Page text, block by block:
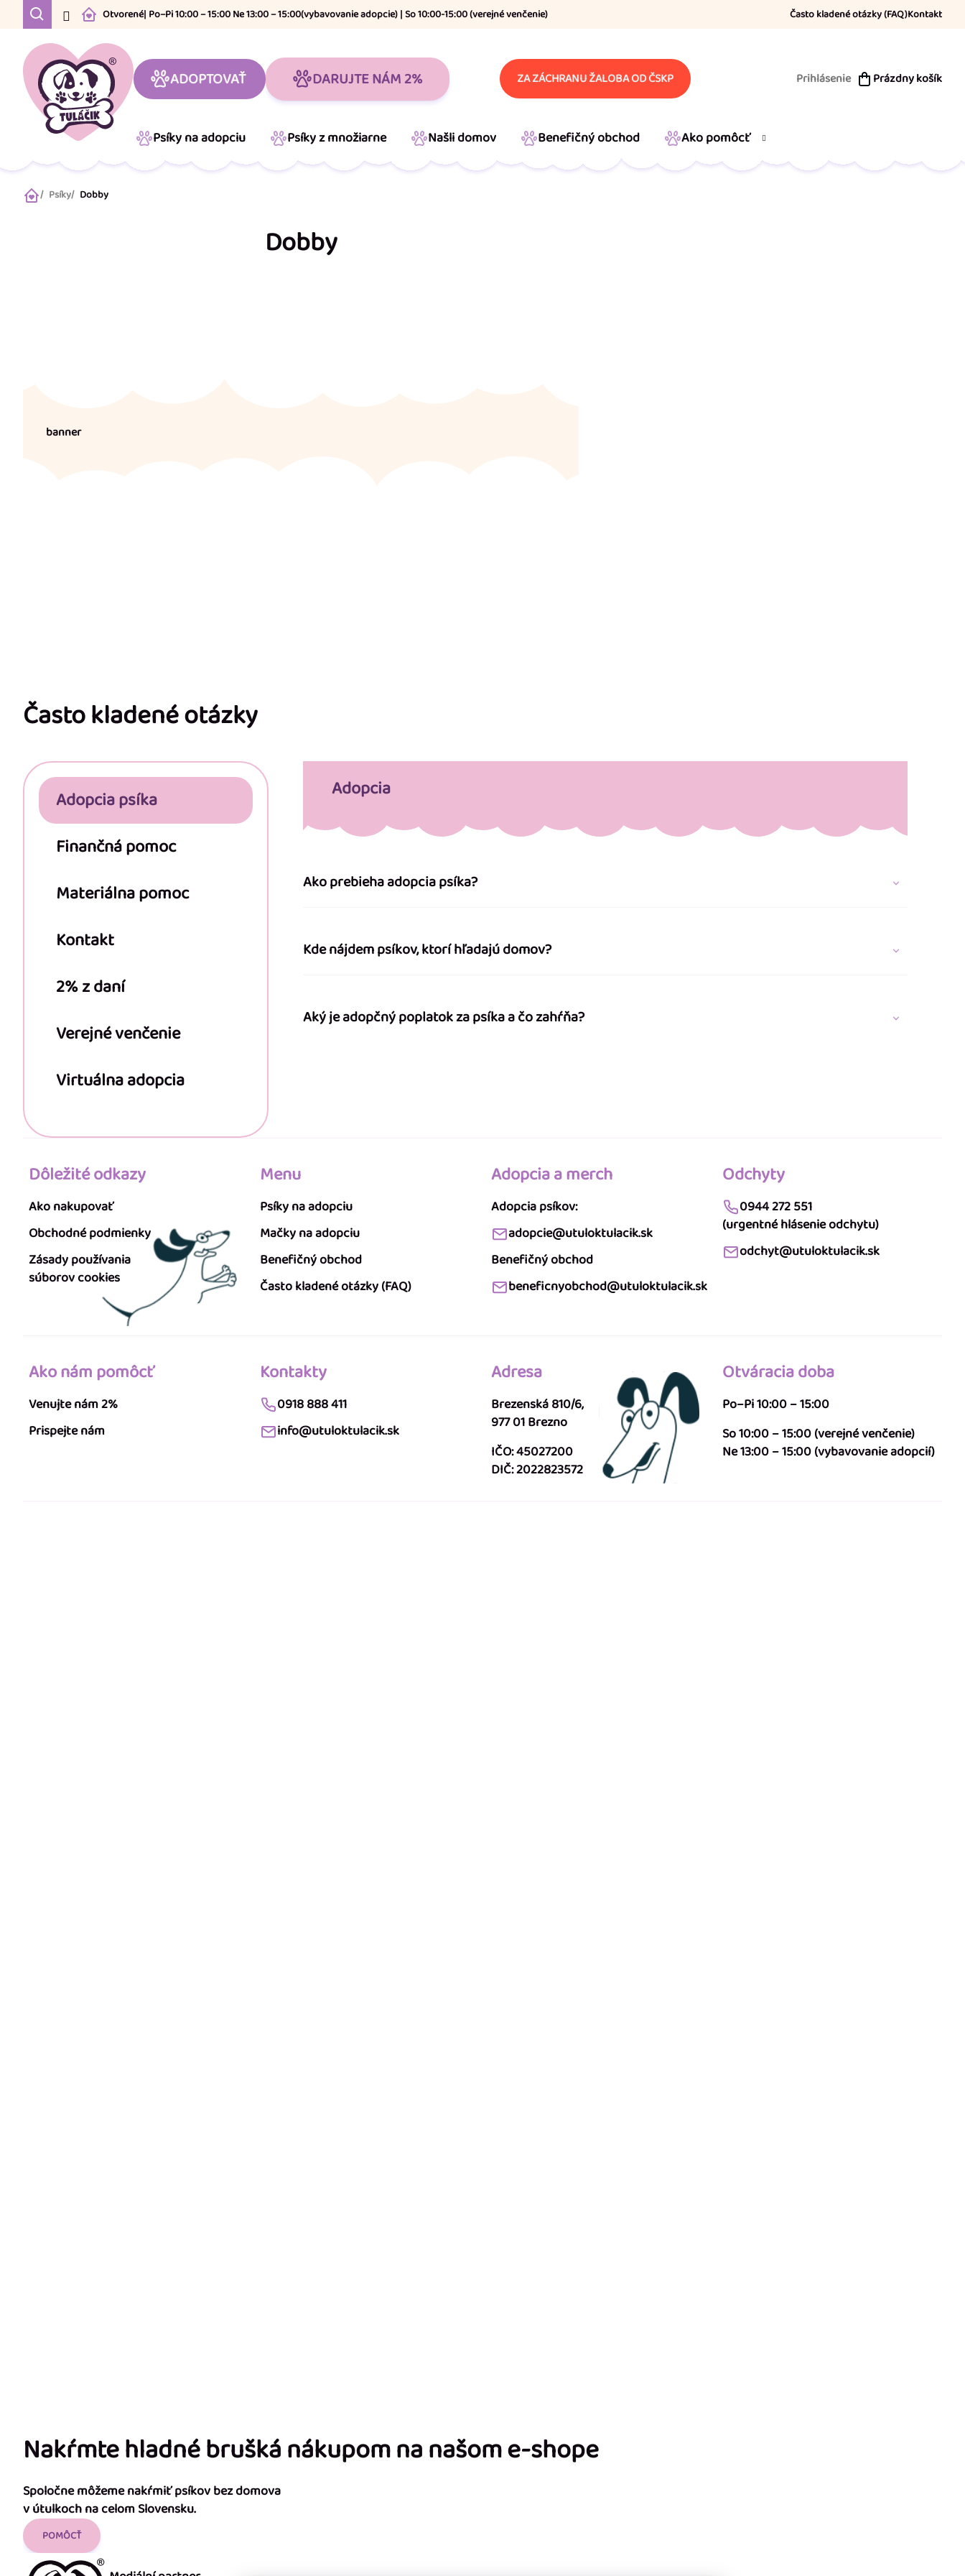
Často kladené otázky (FAQ)Kontakt
Otvorené| Po–Pi 10:00 – 15:00 Ne 13:00 – 15:00(vybavovanie adopcie) | So 10:00-15:00 (verejné venčenie)
ADOPTOVAŤ DARUJTE NÁM 2% ZA ZÁCHRANU ŽALOBA OD ČSKP Prihlásenie
NÁKUPNÝ
Prázdny košík
Psíky na adopciu Psíky z množiarne Našli domov Benefičný obchod Ako pomôcť
DomovPsíky Dobby
Dobby
banner
Často kladené otázky
Adopcia psíka
Finančná pomoc
Materiálna pomoc
Kontakt
2% z daní
Verejné venčenie
Virtuálna adopcia
Adopcia
Ako prebieha adopcia psíka?
Kde nájdem psíkov, ktorí hľadajú domov?
Aký je adopčný poplatok za psíka a čo zahŕňa?
Dôležité odkazy
Ako nakupovať
Obchodné podmienky
Zásady používania
súborov cookies
Menu
Psíky na adopciu
Mačky na adopciu
Benefičný obchod
Často kladené otázky (FAQ)
Adopcia a merch
Adopcia psíkov:
adopcie@utuloktulacik.sk
Benefičný obchod
beneficnyobchod@utuloktulacik.sk
Odchyty
0944 272 551
(urgentné hlásenie odchytu)
odchyt@utuloktulacik.sk
Ako nám pomôcť
Venujte nám 2%
Prispejte nám
Kontakty
0918 888 411
info@utuloktulacik.sk
Adresa
Brezenská 810/6,
977 01 Brezno
IČO: 45027200
DIČ: 2022823572
Otváracia doba
Po–Pi 10:00 – 15:00
So 10:00 – 15:00 (verejné venčenie)
Ne 13:00 – 15:00 (vybavovanie adopcií)
Nakŕmte hladné brušká nákupom na našom e-shope
Spoločne môžeme nakŕmiť psíkov bez domova
v útulkoch na celom Slovensku.
POMÔCŤ